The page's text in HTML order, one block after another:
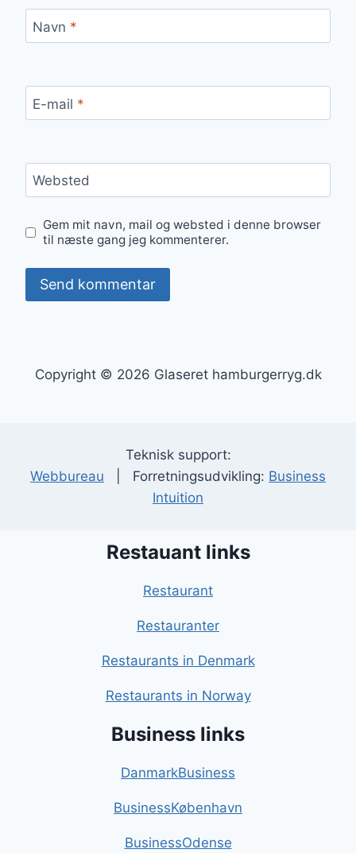
Navn *
E-mail *
Websted
Gem mit navn, mail og websted i denne browser
til næste gang jeg kommenterer.
Copyright © 2026 Glaseret hamburgerryg.dk
Teknisk support:
Webbureau | Forretningsudvikling: Business
Intuition
Restauant links
Restaurant
Restauranter
Restaurants in Denmark
Restaurants in Norway
Business links
DanmarkBusiness
BusinessKøbenhavn
BusinessOdense